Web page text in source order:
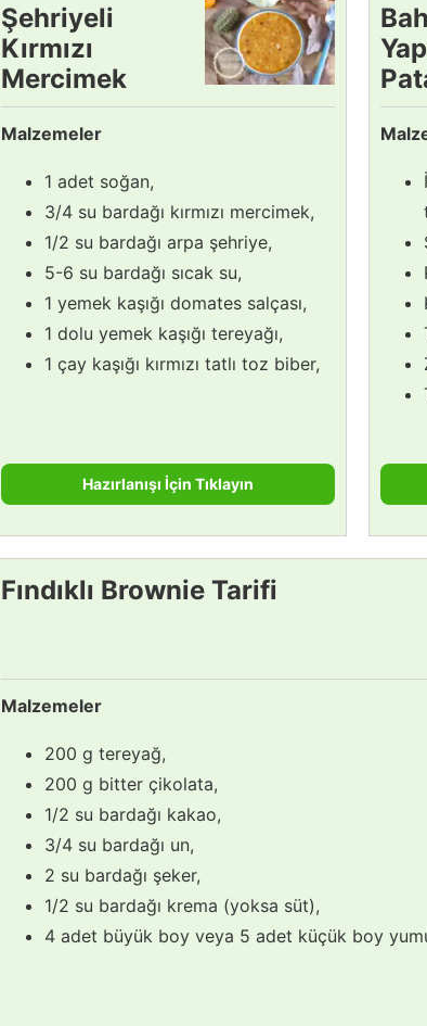
Şehriyeli
Kırmızı
Mercimek
Çorbası
Tarifi
Malzemeler
1 adet soğan,
3/4 su bardağı kırmızı mercimek,
1/2 su bardağı arpa şehriye,
5-6 su bardağı sıcak su,
1 yemek kaşığı domates salçası,
1 dolu yemek kaşığı tereyağı,
1 çay kaşığı kırmızı tatlı toz biber,
Hazırlanışı İçin Tıklayın
Fındıklı Brownie Tarifi
Malzemeler
200 g tereyağ,
200 g bitter çikolata,
1/2 su bardağı kakao,
3/4 su bardağı un,
2 su bardağı şeker,
1/2 su bardağı krema (yoksa süt),
4 adet büyük boy veya 5 adet küçük boy